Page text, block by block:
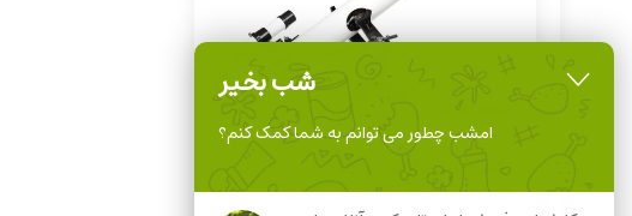
Powerseeker 60AZ China
شب بخیر
امشب چطور می توانم به شما کمک کنم؟